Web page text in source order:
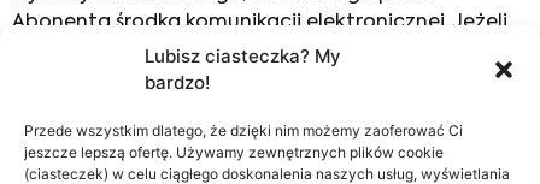
Lubisz ciasteczka? My
bardzo!
Przede wszystkim dlatego, że dzięki nim możemy zaoferować Ci
jeszcze lepszą ofertę. Używamy zewnętrznych plików cookie
(ciasteczek) w celu ciągłego doskonalenia naszych usług, wyświetlania
Abonenta środka komunikacji elektronicznej. Jeżeli
Abonent nie wskaże adresu poczty elektronicznej
albo innego środka komunikacji elektronicznej,
oraz udziela odpowiedzi na reklamację na adres
poczty elektronicznej, z którego reklamacja została